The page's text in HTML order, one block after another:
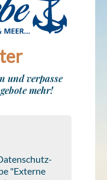
und verpasse
mehr!
"Externe